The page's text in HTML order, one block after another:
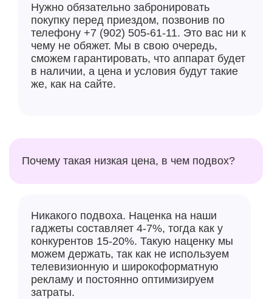
Нужно обязательно забронировать
покупку перед приездом, позвонив по
телефону +7 (902) 505-61-11. Это вас ни к
чему не обяжет. Мы в свою очередь,
сможем гарантировать, что аппарат будет
в наличии, а цена и условия будут такие
же, как на сайте.
Почему такая низкая цена, в чем подвох?
Никакого подвоха. Наценка на наши
гаджеты составляет 4-7%, тогда как у
конкурентов 15-20%. Такую наценку мы
можем держать, так как не используем
телевизионную и широкоформатную
рекламу и постоянно оптимизируем
затраты.